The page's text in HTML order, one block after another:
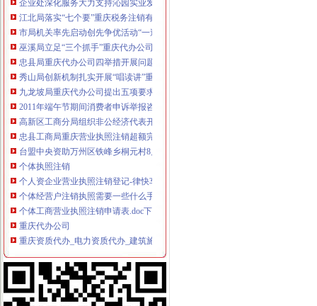
江北局落实“七个要”重庆税务注销有序推进微型企业登记工作
市局机关率先启动创先争优活动“一述二评三公示”重庆公司注销工作
巫溪局立足“三个抓手”重庆代办公司提升干部职工精气
忠县局重庆代办公司四举措开展问题食品清查
秀山局创新机制扎实开展“唱读讲”重庆代办公司活动
九龙坡局重庆代办公司提出五项要求部署保护台湾水果工作
2011年端午节期间消费者申诉举报咨询处理况综述
高新区工商分局组织非公经济代表开展“我身边的重庆税务注销员” 演讲比赛
忠县工商局重庆营业执照注销超额完成2011年上半年微型企业发展任务
台盟中央资助万州区铁峰乡桐元村8户残疾人微型企业
个体执照注销
个人资企业营业执照注销登记-律快车公司
个体经营户注销执照需要一些什么手续-你好,我是一家个体经营户,
个体工商营业执照注销申请表.doc下载-支持高清免费浏览-max文档
重庆代办公司
重庆资质代办_电力资质代办_建筑施工资质代办公司-重庆扬智企业管
山东东方动力有限公司重庆代理_电话_地址_网站—广材网
【58同城】重庆工商注册_公司注册代理_代办注册公司价格
税务注销
税务注销所需时间
四川成都代办税务注销要哪些材料？-百姓生活网